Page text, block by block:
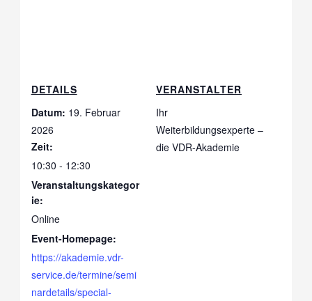
DETAILS
Datum: 19. Februar
2026
Zeit:
10:30 - 12:30
Veranstaltungskategor
ie:
Online
Event-Homepage:
https://akademie.vdr-
service.de/termine/semi
nardetails/special-
VERANSTALTER
Ihr
Weiterbildungsexperte –
die VDR-Akademie